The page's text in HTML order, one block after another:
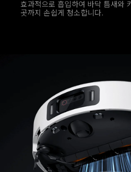
효과적으로 흡입하여 바닥 틈새와
곳까지 손쉽게 청소합니다.